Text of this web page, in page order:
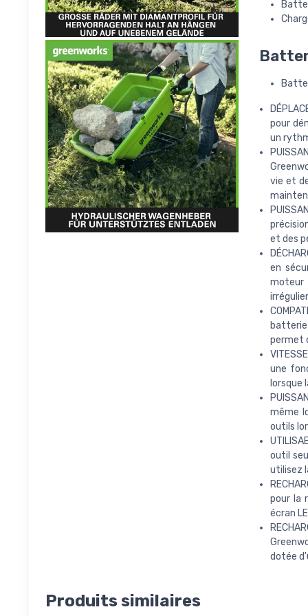
pour
un
vie et
et des
en
moteur
batterie
permet
une
lorsque
même
outils
outil
utilisez
pour la
écran
dotée
Produits similaires